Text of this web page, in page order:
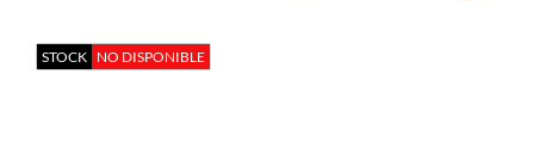
STOCK NO DISPONIBLE